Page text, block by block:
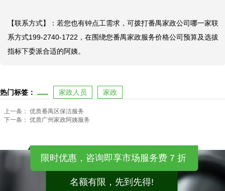
【联系方式】：若您也有钟点工需求，可拨打番禺家政公司哪一家联
系方式199-2740-1722，在围绕您番禺家政服务价格公司预算及选拔
指标下委派合适的阿姨。
热门标签： 家政人员 家政
上一条： 优质番禺区保洁服务
下一条： 优质广州家政阿姨服务
限时优惠，咨询即享市场服务费 7 折
名额有限，先到先得!